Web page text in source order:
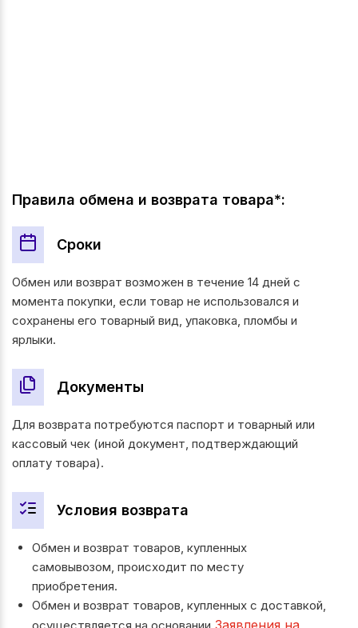
Правила обмена и возврата товара*:
Сроки
Обмен или возврат возможен в течение 14 дней с
момента покупки, если товар не использовался и
сохранены его товарный вид, упаковка, пломбы и
ярлыки.
Документы
Для возврата потребуются паспорт и товарный или
кассовый чек (иной документ, подтверждающий
оплату товара).
Условия возврата
Обмен и возврат товаров, купленных
самовывозом, происходит по месту
приобретения.
Обмен и возврат товаров, купленных с доставкой,